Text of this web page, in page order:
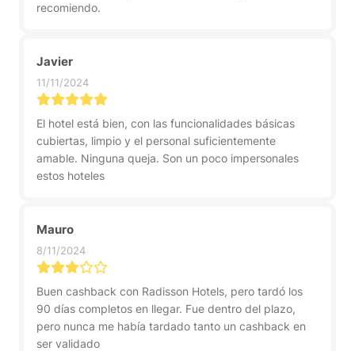
recomiendo.
Javier
11/11/2024
El hotel está bien, con las funcionalidades básicas
cubiertas, limpio y el personal suficientemente
amable. Ninguna queja. Son un poco impersonales
estos hoteles
Mauro
8/11/2024
Buen cashback con Radisson Hotels, pero tardó los
90 días completos en llegar. Fue dentro del plazo,
pero nunca me había tardado tanto un cashback en
ser validado